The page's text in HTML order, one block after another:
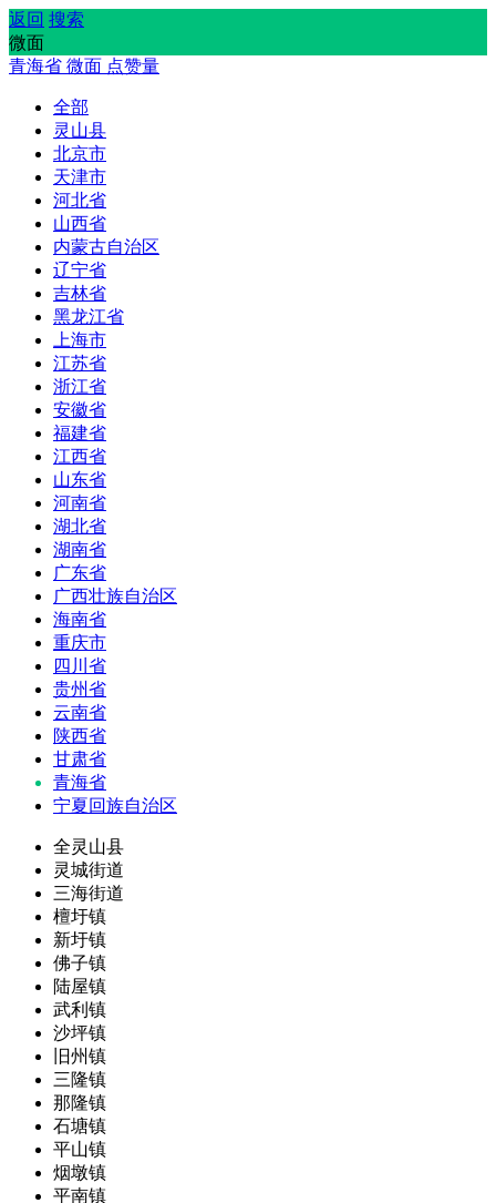
返回 搜索
微面
青海省 微面 点赞量
全部
灵山县
北京市
天津市
河北省
山西省
内蒙古自治区
辽宁省
吉林省
黑龙江省
上海市
江苏省
浙江省
安徽省
福建省
江西省
山东省
河南省
湖北省
湖南省
广东省
广西壮族自治区
海南省
重庆市
四川省
贵州省
云南省
陕西省
甘肃省
青海省
宁夏回族自治区
全灵山县
灵城街道
三海街道
檀圩镇
新圩镇
佛子镇
陆屋镇
武利镇
沙坪镇
旧州镇
三隆镇
那隆镇
石塘镇
平山镇
烟墩镇
平南镇